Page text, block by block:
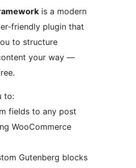
is a modern
friendly plugin that
to structure
your way —
to:
fields to any post
WooCommerce
Gutenberg blocks